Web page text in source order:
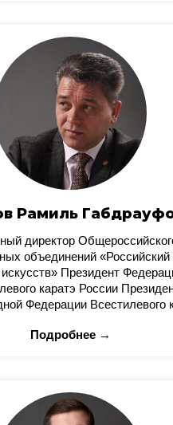
Рамиль
директор
объединений
Президент
каратэ России
Федерации Всестилевого
Подробнее →